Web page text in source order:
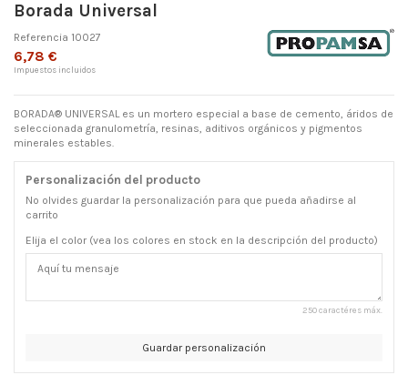
Borada Universal
Referencia 10027
6,78 €
Impuestos incluidos
BORADA® UNIVERSAL es un mortero especial a base de cemento, áridos de
seleccionada granulometría, resinas, aditivos orgánicos y pigmentos
minerales estables.
Personalización del producto
No olvides guardar la personalización para que pueda añadirse al
carrito
Elija el color (vea los colores en stock en la descripción del producto)
250 caractéres máx.
Guardar personalización